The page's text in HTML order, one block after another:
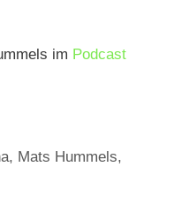
im Podcast
, Mats Hummels,